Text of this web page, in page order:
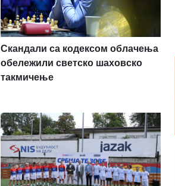
Скандали са кодексом облачења
обележили светско шаховско
такмичење